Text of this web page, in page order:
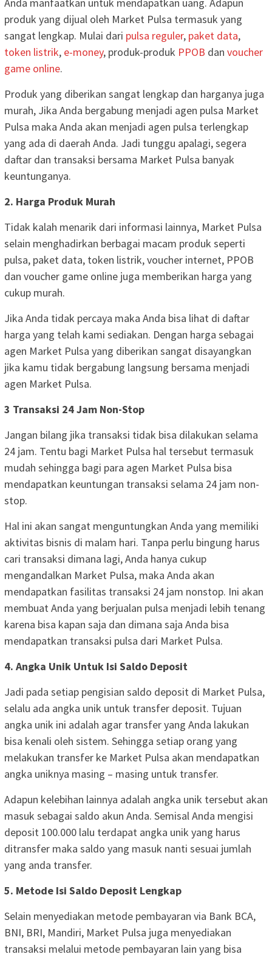
produk yang dijual oleh Market Pulsa termasuk yang
sangat lengkap. Mulai dari pulsa reguler, paket data,
token listrik, e-money, produk-produk PPOB dan voucher
game online.
Produk yang diberikan sangat lengkap dan harganya juga
murah, Jika Anda bergabung menjadi agen pulsa Market
Pulsa maka Anda akan menjadi agen pulsa terlengkap
yang ada di daerah Anda. Jadi tunggu apalagi, segera
daftar dan transaksi bersama Market Pulsa banyak
keuntunganya.
2. Harga Produk Murah
Tidak kalah menarik dari informasi lainnya, Market Pulsa
selain menghadirkan berbagai macam produk seperti
pulsa, paket data, token listrik, voucher internet, PPOB
dan voucher game online juga memberikan harga yang
cukup murah.
Jika Anda tidak percaya maka Anda bisa lihat di daftar
harga yang telah kami sediakan. Dengan harga sebagai
agen Market Pulsa yang diberikan sangat disayangkan
jika kamu tidak bergabung langsung bersama menjadi
agen Market Pulsa.
3 Transaksi 24 Jam Non-Stop
Jangan bilang jika transaksi tidak bisa dilakukan selama
24 jam. Tentu bagi Market Pulsa hal tersebut termasuk
mudah sehingga bagi para agen Market Pulsa bisa
mendapatkan keuntungan transaksi selama 24 jam non-
stop.
Hal ini akan sangat menguntungkan Anda yang memiliki
aktivitas bisnis di malam hari. Tanpa perlu bingung harus
cari transaksi dimana lagi, Anda hanya cukup
mengandalkan Market Pulsa, maka Anda akan
mendapatkan fasilitas transaksi 24 jam nonstop. Ini akan
membuat Anda yang berjualan pulsa menjadi lebih tenang
karena bisa kapan saja dan dimana saja Anda bisa
mendapatkan transaksi pulsa dari Market Pulsa.
4. Angka Unik Untuk Isi Saldo Deposit
Jadi pada setiap pengisian saldo deposit di Market Pulsa,
selalu ada angka unik untuk transfer deposit. Tujuan
angka unik ini adalah agar transfer yang Anda lakukan
bisa kenali oleh sistem. Sehingga setiap orang yang
melakukan transfer ke Market Pulsa akan mendapatkan
angka uniknya masing – masing untuk transfer.
Adapun kelebihan lainnya adalah angka unik tersebut akan
masuk sebagai saldo akun Anda. Semisal Anda mengisi
deposit 100.000 lalu terdapat angka unik yang harus
ditransfer maka saldo yang masuk nanti sesuai jumlah
yang anda transfer.
5. Metode Isi Saldo Deposit Lengkap
Selain menyediakan metode pembayaran via Bank BCA,
BNI, BRI, Mandiri, Market Pulsa juga menyediakan
transaksi melalui metode pembayaran lain yang bisa